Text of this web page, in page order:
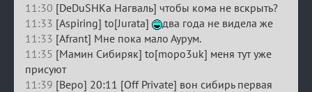
11:30 [DeDuSHKa Нагваль] чтобы кома не вскрыть?
11:33 [Aspiring] to[Jurata]
два года не видела же
11:33 [Afrant] Мне пока мало Аурум.
11:35 [Мамин Сибиряк] to[mopo3uk] меня тут уже
присуют
11:39 [Веро] 20:11 [Off Private] вон сибирь первая